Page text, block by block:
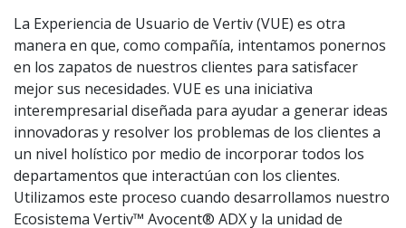
La Experiencia de Usuario de Vertiv (VUE) es otra
manera en que, como compañía, intentamos ponernos
en los zapatos de nuestros clientes para satisfacer
mejor sus necesidades. VUE es una iniciativa
interempresarial diseñada para ayudar a generar ideas
innovadoras y resolver los problemas de los clientes a
un nivel holístico por medio de incorporar todos los
departamentos que interactúan con los clientes.
Utilizamos este proceso cuando desarrollamos nuestro
Ecosistema Vertiv™ Avocent® ADX y la unidad de